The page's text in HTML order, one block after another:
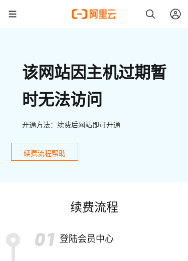
该网站因主机过期暂
时无法访问
开通方法：续费后网站即可开通
续费流程帮助
续费流程
登陆会员中心